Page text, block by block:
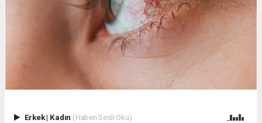
Erkek| Kadın (Haberi Sesli Oku)